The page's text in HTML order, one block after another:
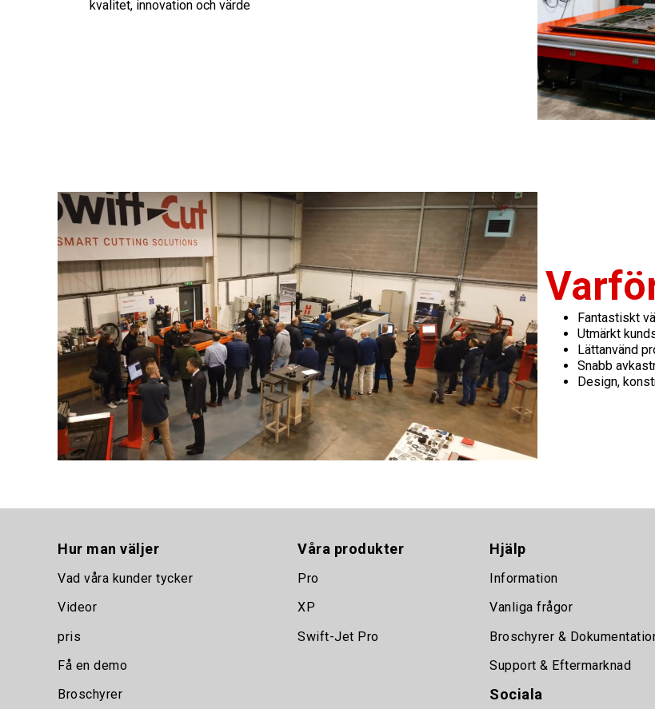
kvalitet, innovation och värde
Fantastiskt
Utmärkt
Lättanvänd
Snabb
Design,
Hur man väljer
Vad våra kunder tycker
Videor
pris
Få en demo
Broschyrer
Våra produkter
Pro
XP
Swift-Jet Pro
Hjälp
Information
Vanliga frågor
Broschyrer &
Support & Eftermarknad
Sociala